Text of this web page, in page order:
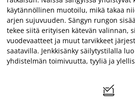
käytännöllinen muotoilu, mikä takaa
arjen sujuvuuden. Sängyn rungon
tekee siitä erityisen kätevän valinnan,
vuodevaatteet ja muut tarvikkeet
saatavilla. Jenkkisänky säilytystilalla
yhdistelmän toimivuutta, tyyliä ja
